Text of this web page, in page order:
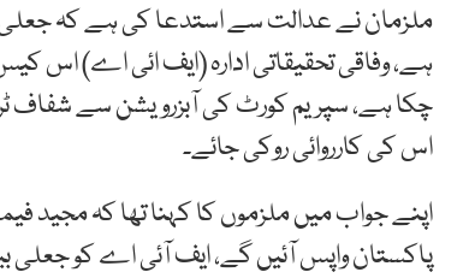
ملزمان نے عدالت سے استدعا کی ہے کہ
چکا ہے، سپریم کورٹ کی آبزرویشن سے شفاف
اس کی کارروائی روکی جائے۔
اپنے جواب میں ملزموں کا کہنا تھا کہ مجید
پاکستان واپس آئیں گے، ایف آئی اے کو جعلی